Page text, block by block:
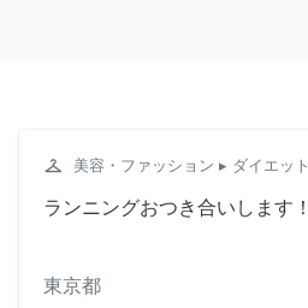
checkroom 美容・ファッション ▸ ダイエット
ランニングおつき合いします！
東京都